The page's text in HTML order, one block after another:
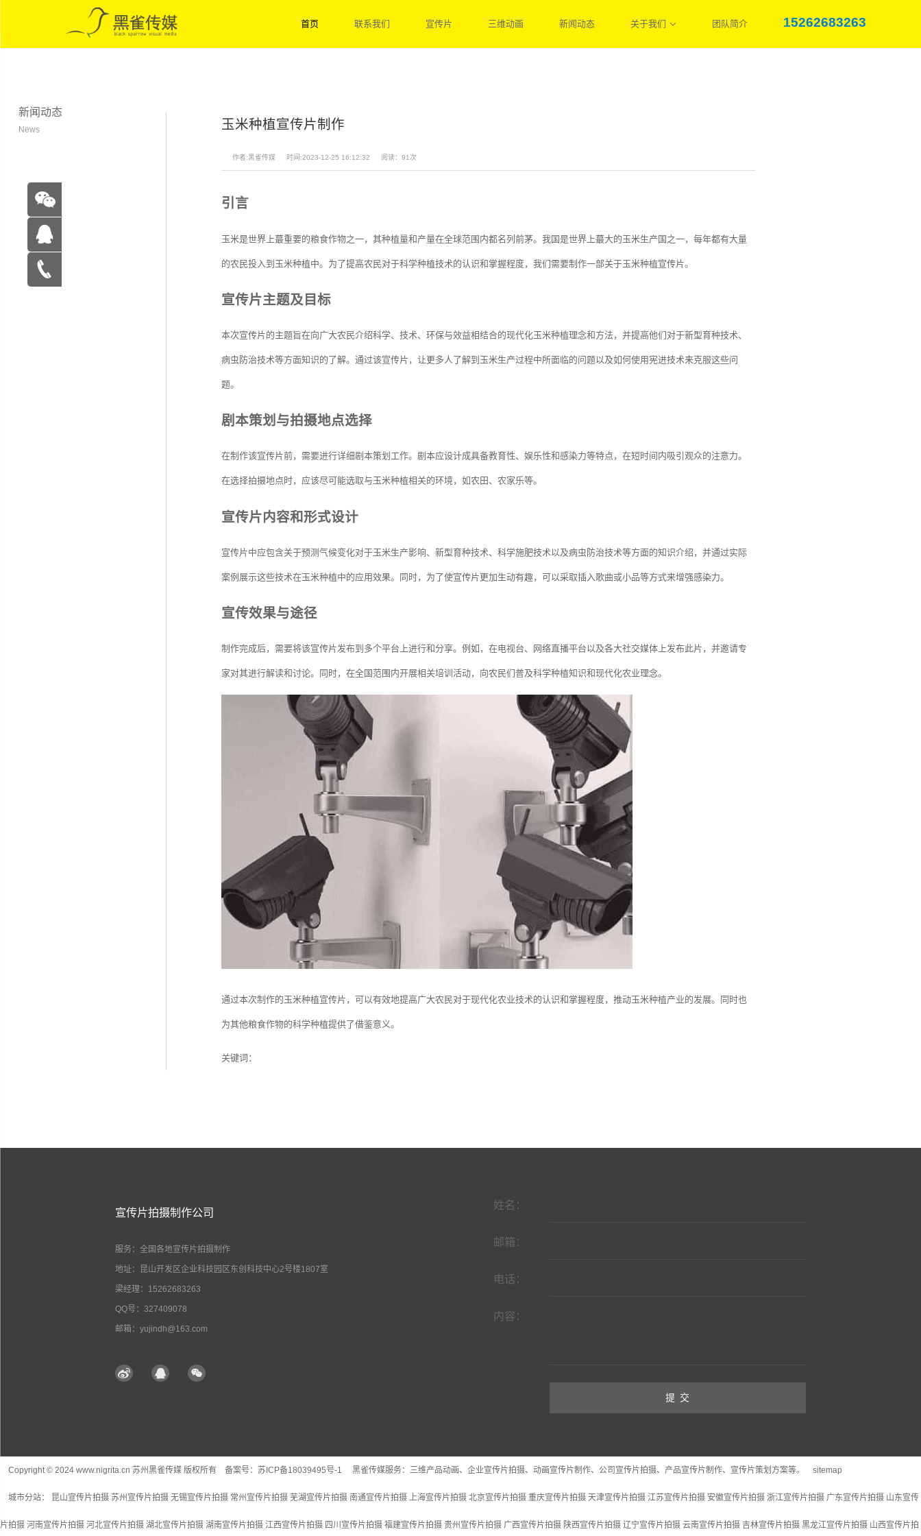
首页 联系我们 宣传片 三维动画 新闻动态 关于我们 团队简介 15262683263
新闻动态
News 玉米种植宣传片制作
作者:黑雀传媒 时间:2023-12-25 16:12:32 阅读：91次
引言
玉米是世界上蕞重要的粮食作物之一，其种植量和产量在全球范围内都名列前茅。我国是世界上蕞大的玉米生产国之一，每年都有大量
的农民投入到玉米种植中。为了提高农民对于科学种植技术的认识和掌握程度，我们需要制作一部关于玉米种植宣传片。
宣传片主题及目标
本次宣传片的主题旨在向广大农民介绍科学、技术、环保与效益相结合的现代化玉米种植理念和方法，并提高他们对于新型育种技术、
病虫防治技术等方面知识的了解。通过该宣传片，让更多人了解到玉米生产过程中所面临的问题以及如何使用宪进技术来克服这些问
题。
剧本策划与拍摄地点选择
在制作该宣传片前，需要进行详细剧本策划工作。剧本应设计成具备教育性、娱乐性和感染力等特点，在短时间内吸引观众的注意力。
在选择拍摄地点时，应该尽可能选取与玉米种植相关的环境，如农田、农家乐等。
宣传片内容和形式设计
宣传片中应包含关于预测气候变化对于玉米生产影响、新型育种技术、科学施肥技术以及病虫防治技术等方面的知识介绍，并通过实际
案例展示这些技术在玉米种植中的应用效果。同时，为了使宣传片更加生动有趣，可以采取插入歌曲或小品等方式来增强感染力。
宣传效果与途径
制作完成后，需要将该宣传片发布到多个平台上进行和分享。例如，在电视台、网络直播平台以及各大社交媒体上发布此片，并邀请专
家对其进行解读和讨论。同时，在全国范围内开展相关培训活动，向农民们普及科学种植知识和现代化农业理念。
通过本次制作的玉米种植宣传片，可以有效地提高广大农民对于现代化农业技术的认识和掌握程度，推动玉米种植产业的发展。同时也
为其他粮食作物的科学种植提供了借鉴意义。
关键词：
宣传片拍摄制作公司
服务：全国各地宣传片拍摄制作
地址：昆山开发区企业科技园区东创科技中心2号楼1807室
梁经理：15262683263
QQ号：327409078
邮箱：yujindh@163.com
姓名：
邮箱：
电话：
内容：
Copyright © 2024 www.nigrita.cn 苏州黑雀传媒 版权所有 备案号： 苏ICP备18039495号-1 黑雀传媒服务： 三维产品动画、企业宣传片拍摄、动画宣传片制作、公司宣传片拍摄、产品宣传片制作、宣传片策划方案等。 sitemap
城市分站： 昆山宣传片拍摄 苏州宣传片拍摄 无锡宣传片拍摄 常州宣传片拍摄 芜湖宣传片拍摄 南通宣传片拍摄 上海宣传片拍摄 北京宣传片拍摄 重庆宣传片拍摄 天津宣传片拍摄 江苏宣传片拍摄 安徽宣传片拍摄 浙江宣传片拍摄 广东宣传片拍摄 山东宣传
片拍摄 河南宣传片拍摄 河北宣传片拍摄 湖北宣传片拍摄 湖南宣传片拍摄 江西宣传片拍摄 四川宣传片拍摄 福建宣传片拍摄 贵州宣传片拍摄 广西宣传片拍摄 陕西宣传片拍摄 辽宁宣传片拍摄 云南宣传片拍摄 吉林宣传片拍摄 黑龙江宣传片拍摄 山西宣传片拍
在线咨